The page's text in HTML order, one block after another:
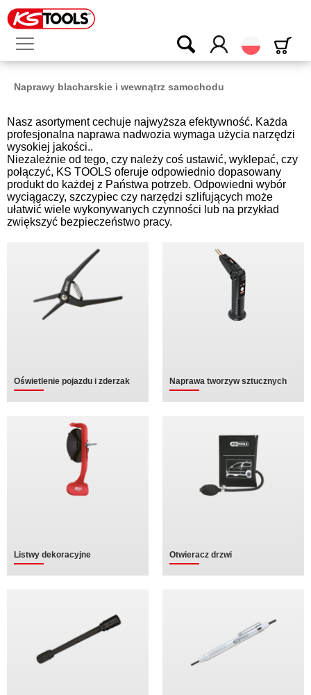
Polski
Naprawy blacharskie i wewnątrz samochodu
Nasz asortyment cechuje najwyższa efektywność. Każda
profesjonalna naprawa nadwozia wymaga użycia narzędzi
wysokiej jakości..
Niezależnie od tego, czy należy coś ustawić, wyklepać, czy
połączyć, KS TOOLS oferuje odpowiednio dopasowany
produkt do każdej z Państwa potrzeb. Odpowiedni wybór
wyciągaczy, szczypiec czy narzędzi szlifujących może
ułatwić wiele wykonywanych czynności lub na przykład
zwiększyć bezpieczeństwo pracy.
Oświetlenie pojazdu i zderzak Naprawa tworzyw sztucznych
Listwy dekoracyjne Otwieracz drzwi